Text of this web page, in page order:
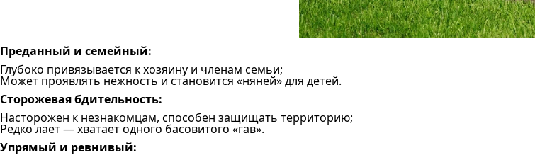
Преданный и семейный:
Глубоко привязывается к хозяину и членам семьи;
Может проявлять нежность и становится «няней» для детей.
Сторожевая бдительность:
Насторожен к незнакомцам, способен защищать территорию;
Редко лает — хватает одного басовитого «гав».
Упрямый и ревнивый: